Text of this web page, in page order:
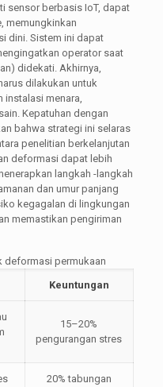
sensor berbasis IoT, dapat
memungkinkan
dini. Sistem ini dapat
operator saat
didekati. Akhirnya,
dilakukan untuk
menara,
Kepatuhan dengan
bahwa strategi ini selaras
penelitian berkelanjutan
deformasi dapat lebih
langkah -langkah
dan umur panjang
kegagalan di lingkungan
memastikan pengiriman
deformasi permukaan
Keuntungan
15–20%
pengurangan stres
20% tabungan